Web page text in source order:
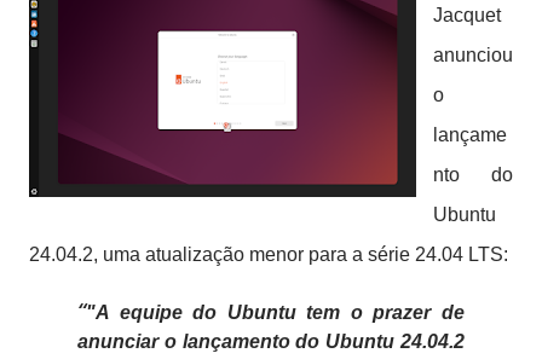
Jacquet
anunciou
o
lançame
nto do
Ubuntu
24.04.2, uma atualização menor para a série 24.04 LTS:
"A equipe do Ubuntu tem o prazer de
anunciar o lançamento do Ubuntu 24.04.2